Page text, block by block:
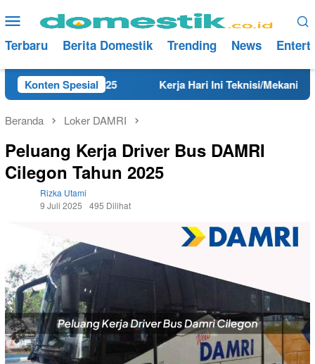
ke
konten
Menu
Mobile
Terbaru Berita Domestik Trending News
Konten Spesial
Tahun 2025 Kerja Hari Ini Teknisi/Mekanik DAMRI
Beranda Loker DAMRI
Peluang Kerja Driver Bus DAMRI
Cilegon Tahun 2025
Rizka Utami
9 Juli 2025
495 Dilihat